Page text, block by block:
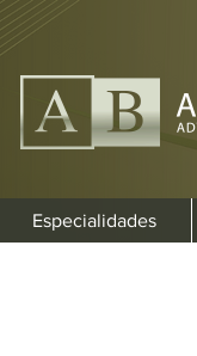
Especialidades